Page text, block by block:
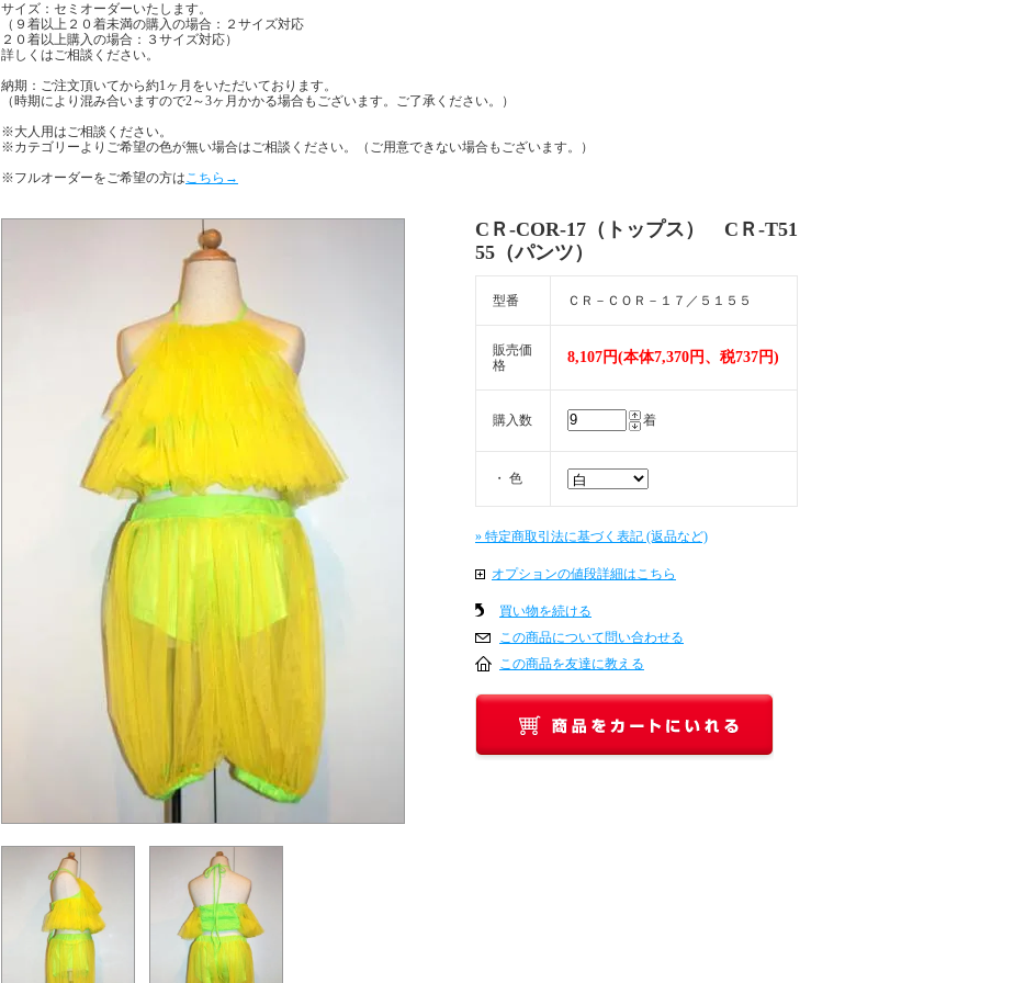
サイズ：セミオーダーいたします。
（９着以上２０着未満の購入の場合：２サイズ対応
２０着以上購入の場合：３サイズ対応）
詳しくはご相談ください。
納期：ご注文頂いてから約1ヶ月をいただいております。
（時期により混み合いますので2～3ヶ月かかる場合もございます。ご了承ください。）
※大人用はご相談ください。
※カテゴリーよりご希望の色が無い場合はご相談ください。（ご用意できない場合もございます。）
※フルオーダーをご希望の方はこちら→
CＲ-COR-17（トップス） CＲ-T51
55（パンツ）
型番 ＣＲ－ＣＯＲ－１７／５１５５
販売価
格
8,107円(本体7,370円、税737円)
購入数 着
・ 色
» 特定商取引法に基づく表記 (返品など)
オプションの値段詳細はこちら
買い物を続ける
この商品について問い合わせる
この商品を友達に教える